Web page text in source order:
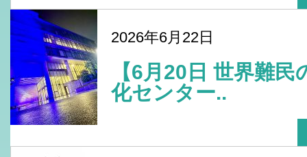
2026年6月22日
【6月20日 世界難民
化センター..